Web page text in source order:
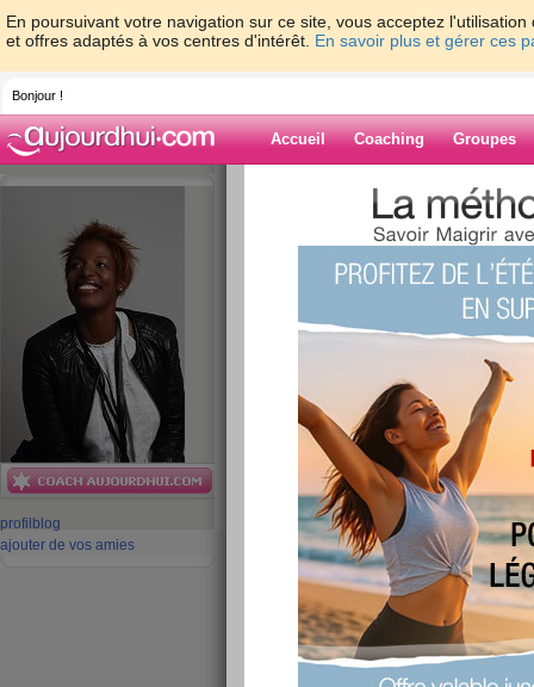
En poursuivant votre navigation sur ce site, vous acceptez
et offres adaptés à vos centres d'intérêt. En savoir plus et gérer ces
Bonjour !
Accueil Coaching Groupes
profil blog
ajouter de vos amies
> ClaudieCaufour >
Blog de
Vous rêvez de
C'est chose
publié le 21/05/2012 à 14:25